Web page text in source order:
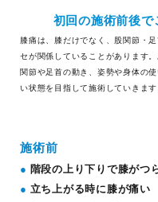
初回の施術前後で
膝痛は、膝だけでなく、股関節・
セが関係していることがあります
関節や足首の動き、姿勢や身体の
い状態を目指して施術していきます
施術前
● 階段の上り下りで膝がつ
● 立ち上がる時に膝が痛い